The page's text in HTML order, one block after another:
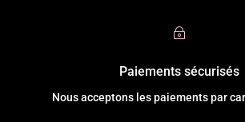
~
Paiements sécurisés
Nous acceptons les paiements par